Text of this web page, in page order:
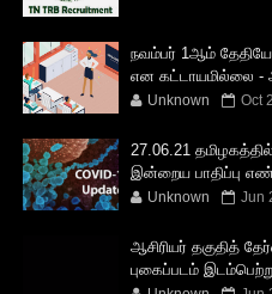
நவம்பர் 1ஆம்
என கட்டாயமில்லை -
Unknown Oct
27.06.21
இன்றைய பாதிப்பு
Unknown Jun
ஆசிரியர் தகுதித்
புகைப்படம்